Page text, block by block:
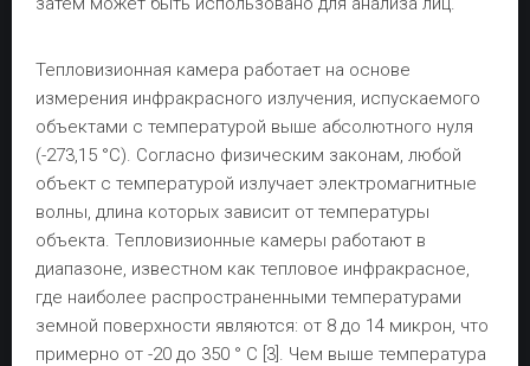
Тепловизионная камера работает на основе
измерения инфракрасного излучения, испускаемого
объектами с температурой выше абсолютного нуля
(-273,15 °C). Согласно физическим законам, любой
объект с температурой излучает электромагнитные
волны, длина которых зависит от температуры
объекта. Тепловизионные камеры работают в
диапазоне, известном как тепловое инфракрасное,
где наиболее распространенными температурами
земной поверхности являются: от 8 до 14 микрон, что
примерно от -20 до 350 ° С [3]. Чем выше температура